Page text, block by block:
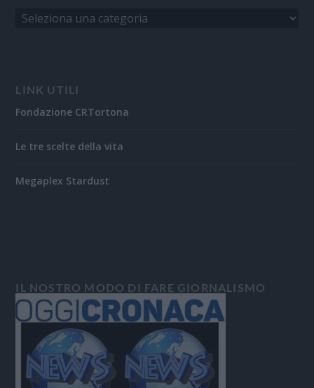
LINK UTILI
Fondazione CRTortona
Le tre scelte della vita
Megaplex Stardust
IL NOSTRO MODO DI FARE GIORNALISMO